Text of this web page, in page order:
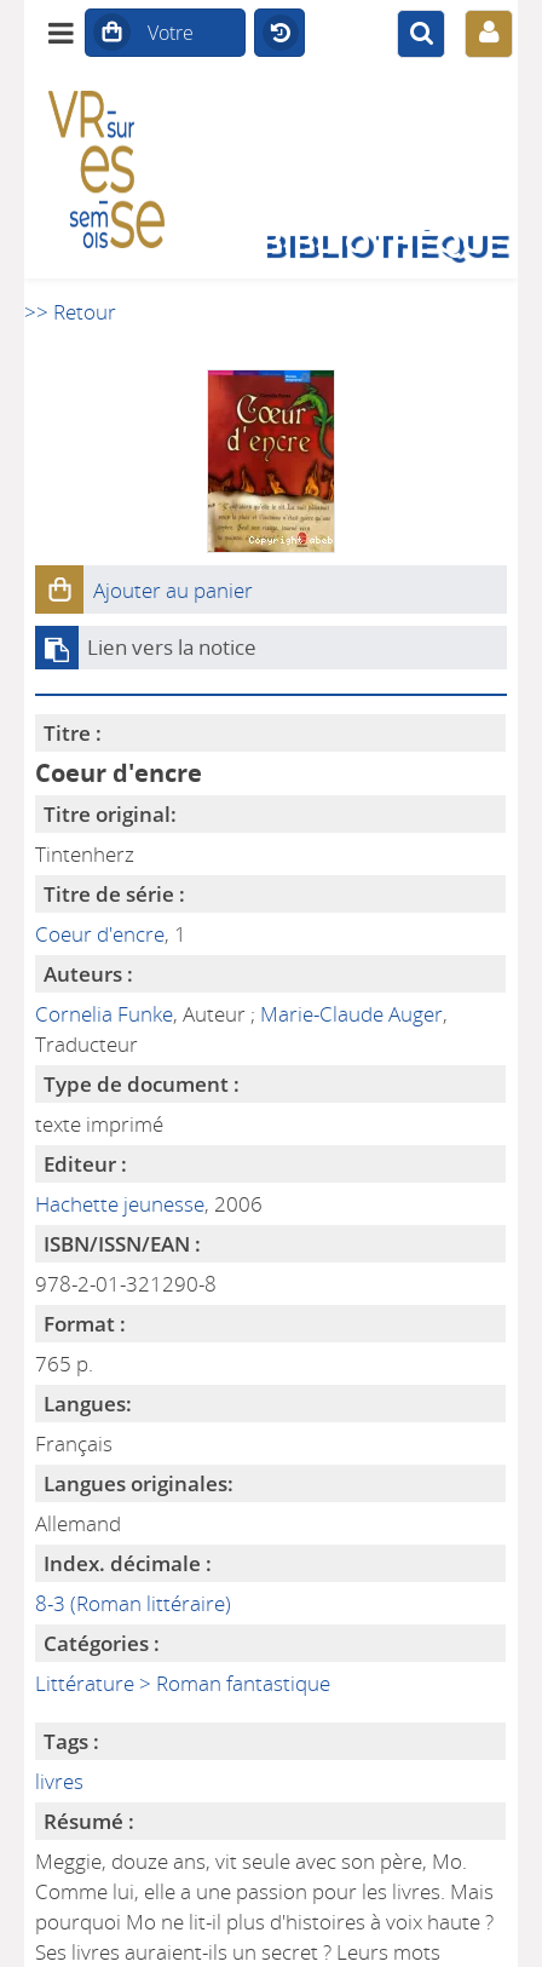
BIBLIOTHÈQUE
>> Retour
Ajouter au panier
Lien vers la notice
Titre :
Coeur d'encre
Titre original:
Tintenherz
Titre de série :
Coeur d'encre, 1
Auteurs :
Cornelia Funke, Auteur ; Marie-Claude Auger,
Traducteur
Type de document :
texte imprimé
Editeur :
Hachette jeunesse, 2006
ISBN/ISSN/EAN :
978-2-01-321290-8
Format :
765 p.
Langues:
Français
Langues originales:
Allemand
Index. décimale :
8-3 (Roman littéraire)
Catégories :
Littérature > Roman fantastique
Tags :
livres
Résumé :
Meggie, douze ans, vit seule avec son père, Mo.
Comme lui, elle a une passion pour les livres. Mais
pourquoi Mo ne lit-il plus d'histoires à voix haute ?
Ses livres auraient-ils un secret ? Leurs mots